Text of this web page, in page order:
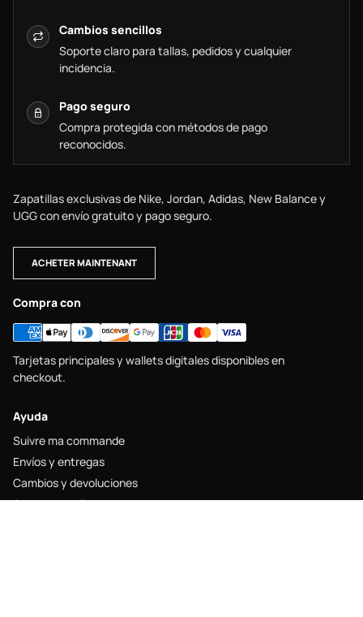
Cambios sencillos
Soporte claro para tallas, pedidos y cualquier
incidencia.
Pago seguro
Compra protegida con métodos de pago
reconocidos.
Zapatillas exclusivas de Nike, Jordan, Adidas, New Balance y
UGG con envío gratuito y pago seguro.
ACHETER MAINTENANT
Compra con
Tarjetas principales y wallets digitales disponibles en
checkout.
Ayuda
Suivre ma commande
Envíos y entregas
Cambios y devoluciones
Guide des tailles